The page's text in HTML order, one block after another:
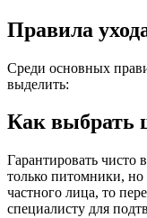
Правила
Среди основных
выделить:
Как выбрать
Гарантировать
только питомники, но
частного лица, то
специалисту для